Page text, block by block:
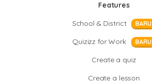
Features
School & District
BARU
Quizizz for Work BARU
Create a quiz
Create a lesson